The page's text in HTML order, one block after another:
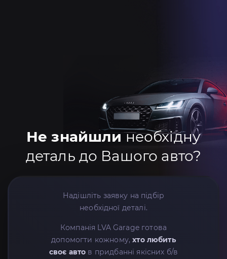
Не знайшлинеобхідну
деталь до Вашого авто?
Надішліть заявку на підбір
необхідної деталі.
Компанія LVA Garage готова
допомогти кожному,хто любить
своє авто в придбанні якісних б/в